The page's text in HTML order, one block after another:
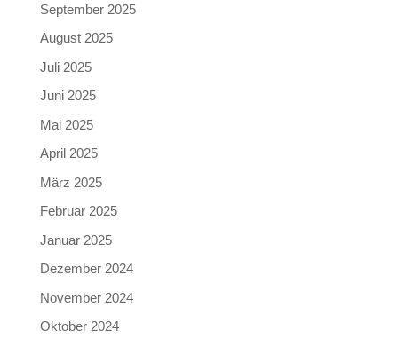
September 2025
August 2025
Juli 2025
Juni 2025
Mai 2025
April 2025
März 2025
Februar 2025
Januar 2025
Dezember 2024
November 2024
Oktober 2024